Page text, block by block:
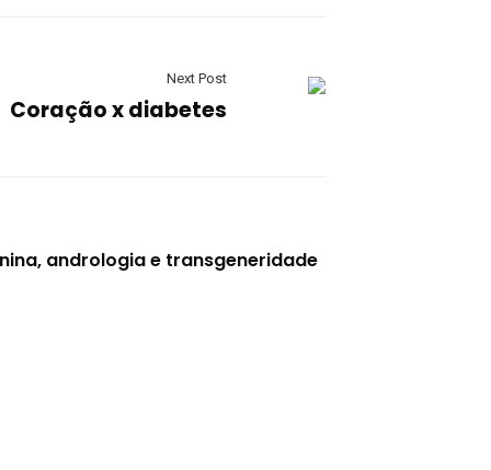
Next Post
Coração x diabetes
andrologia e transgeneridade